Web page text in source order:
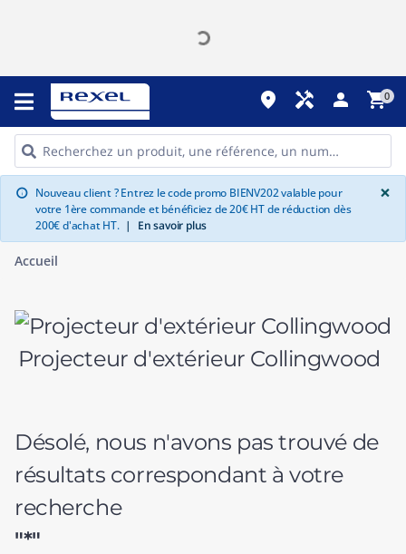
place handyman person shopping_cart0
info Nouveau client ? Entrez le code promo BIENV202 valable pour
votre 1ère commande et bénéficiez de 20€ HT de réduction dès
200€ d'achat HT. | En savoir plus
×
Accueil
Projecteur d'extérieur Collingwood
Désolé, nous n'avons pas trouvé de
résultats correspondant à votre
recherche
"*"